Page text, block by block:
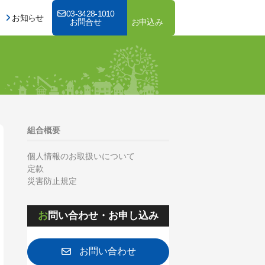
お知らせ
03-3428-1010
お問合せ
お申込み
組合概要
個人情報のお取扱いについて
定款
災害防止規定
お問い合わせ・お申し込み
お問い合わせ